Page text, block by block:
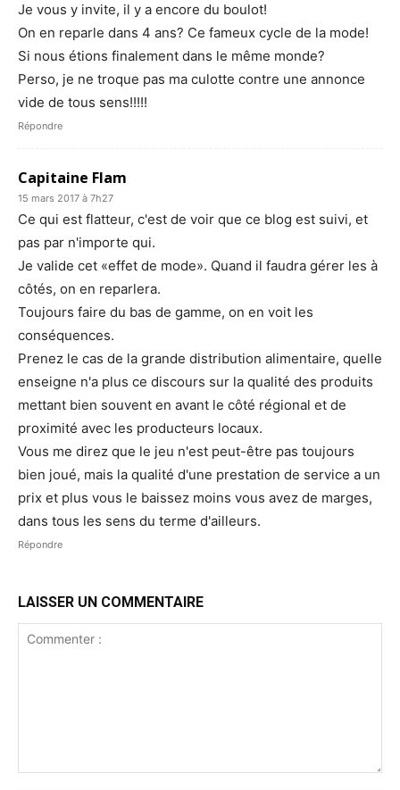
Je vous y invite, il y a encore du boulot!
On en reparle dans 4 ans? Ce fameux cycle de la mode!
Si nous étions finalement dans le même monde?
Perso, je ne troque pas ma culotte contre une annonce
vide de tous sens!!!!!
Répondre
Capitaine Flam
15 mars 2017 à 7h27
Ce qui est flatteur, c'est de voir que ce blog est suivi, et
pas par n'importe qui.
Je valide cet «effet de mode». Quand il faudra gérer les à
côtés, on en reparlera.
Toujours faire du bas de gamme, on en voit les
conséquences.
Prenez le cas de la grande distribution alimentaire, quelle
enseigne n'a plus ce discours sur la qualité des produits
mettant bien souvent en avant le côté régional et de
proximité avec les producteurs locaux.
Vous me direz que le jeu n'est peut-être pas toujours
bien joué, mais la qualité d'une prestation de service a un
prix et plus vous le baissez moins vous avez de marges,
dans tous les sens du terme d'ailleurs.
Répondre
LAISSER UN COMMENTAIRE